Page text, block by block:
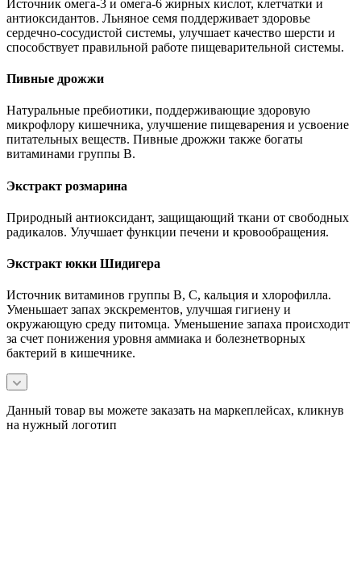
Источник омега-3 и омега-6 жирных кислот, клетчатки и
антиоксидантов. Льняное семя поддерживает здоровье
сердечно-сосудистой системы, улучшает качество шерсти и
способствует правильной работе пищеварительной системы.
Пивные дрожжи
Натуральные пребиотики, поддерживающие здоровую
микрофлору кишечника, улучшение пищеварения и усвоение
питательных веществ. Пивные дрожжи также богаты
витаминами группы B.
Экстракт розмарина
Природный антиоксидант, защищающий ткани от свободных
радикалов. Улучшает функции печени и кровообращения.
Экстракт юкки Шидигера
Источник витаминов группы В, С, кальция и хлорофилла.
Уменьшает запах экскрементов, улучшая гигиену и
окружающую среду питомца. Уменьшение запаха происходит
за счет понижения уровня аммиака и болезнетворных
бактерий в кишечнике.
Данный товар вы можете заказать на маркеплейсах, кликнув
на нужный логотип